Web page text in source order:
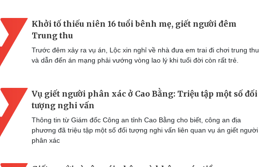
Khởi tố thiếu niên 16 tuổi bênh mẹ, giết người đêm
Trung thu
Trước đêm xảy ra vụ án, Lộc xin nghỉ về nhà đưa em trai đi chơi trung thu
và dẫn đến án mạng phải vướng vòng lao lý khi tuổi đời còn rất trẻ.
Vụ giết người phân xác ở Cao Bằng: Triệu tập một số đối
tượng nghi vấn
Thông tin từ Giám đốc Công an tỉnh Cao Bằng cho biết, công an địa
phương đã triệu tập một số đối tượng nghi vấn liên quan vụ án giết người
phân xác